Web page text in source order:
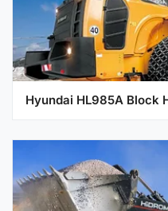
Hyundai HL985A Block